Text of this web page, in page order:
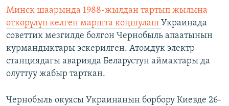
Минск шаарында 1988-жылдан тартып жылына
өткөрүлүп келген маршта коңшулаш Украинада
советтик мезгилде болгон Чернобыль апаатынын
курмандыктары эскерилген. Атомдук электр
станциядагы аварияда Беларустун аймактары да
олуттуу жабыр тарткан.
Чернобыль окуясы Украинанын борбору Киевде 26-